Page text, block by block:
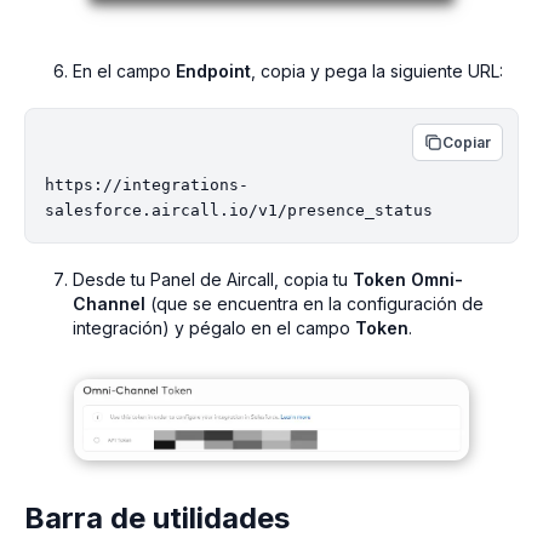
En el campo Endpoint , copia y pega la siguiente URL:
Copiar
https://integrations-
Desde tu Panel de Aircall, copia tu Token Omni-
Channel (que se encuentra en la configuración de
integración) y pégalo en el campo Token.
Barra de utilidades